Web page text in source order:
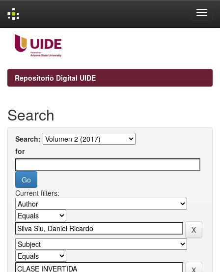
navigation
Repositorio Digital UIDE
Search
Search:
for
Current filters: